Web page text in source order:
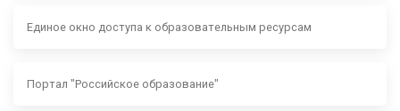
Единое окно доступа к образовательным ресурсам
Портал "Российское образование"